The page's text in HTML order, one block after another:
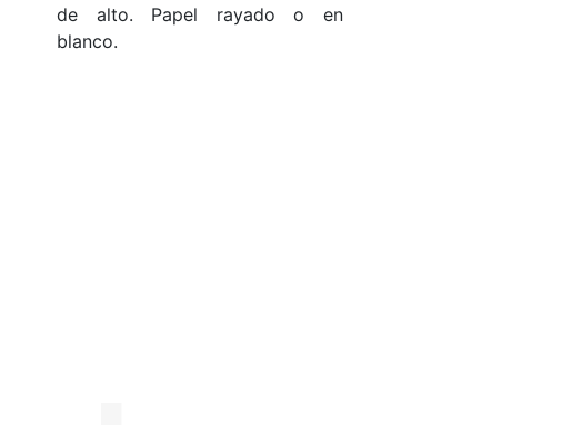
de alto. Papel rayado o en
blanco.